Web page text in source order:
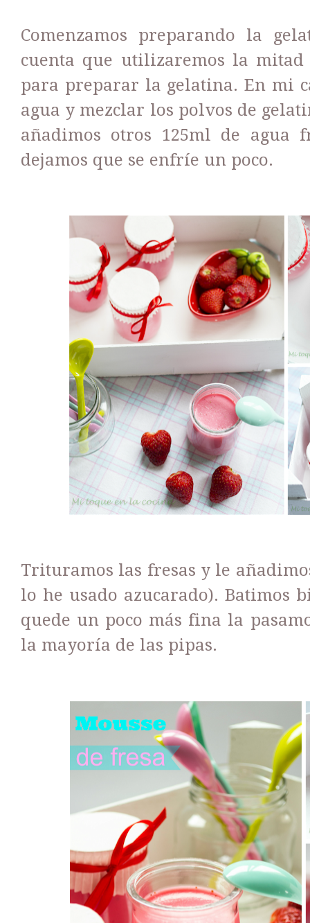
Comenzamos preparando la
cuenta que utilizaremos la mitad
para preparar la gelatina. En mi
agua y mezclar los polvos de
añadimos otros 125ml de
dejamos que se enfríe un poco.
Trituramos las fresas y le
lo he usado azucarado). Batimos
quede un poco más fina la
la mayoría de las pipas.